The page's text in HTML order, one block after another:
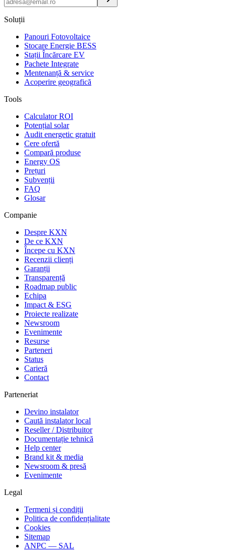
Soluții
Panouri Fotovoltaice
Stocare Energie BESS
Stații Încărcare EV
Pachete Integrate
Mentenanță & service
Acoperire geografică
Tools
Calculator ROI
Potențial solar
Audit energetic gratuit
Cere ofertă
Compară produse
Energy OS
Prețuri
Subvenții
FAQ
Glosar
Companie
Despre KXN
De ce KXN
Începe cu KXN
Recenzii clienți
Garanții
Transparență
Roadmap public
Echipa
Impact & ESG
Proiecte realizate
Newsroom
Evenimente
Resurse
Parteneri
Status
Carieră
Contact
Parteneriat
Devino instalator
Caută instalator local
Reseller / Distribuitor
Documentație tehnică
Help center
Brand kit & media
Newsroom & presă
Evenimente
Legal
Termeni și condiții
Politica de confidențialitate
Cookies
Sitemap
ANPC — SAL